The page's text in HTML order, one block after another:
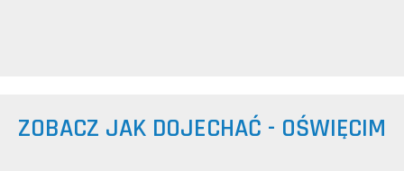
ZOBACZ JAK DOJECHAĆ - OŚWIĘCIM